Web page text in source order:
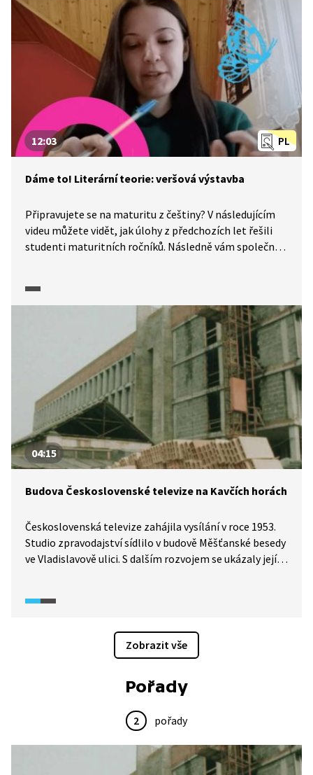
PL
12:03
Dáme to! Literární teorie: veršová výstavba
Připravujete se na maturitu z češtiny? V následujícím
videu můžete vidět, jak úlohy z předchozích let řešili
studenti maturitních ročníků. Následně vám společně
04:15
Budova Československé televize na Kavčích horách
Československá televize zahájila vysílání v roce 1953.
Studio zpravodajství sídlilo v budově Měšťanské besedy
ve Vladislavově ulici. S dalším rozvojem se ukázaly její
horách. Budova zpravodajství byla zprovozněna v roce
Zobrazit vše
Pořady
2 pořady